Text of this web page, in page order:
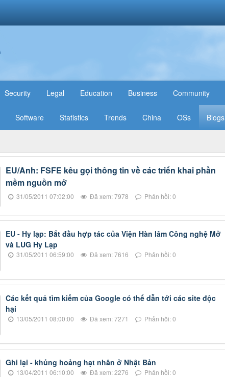
Security Legal Education Business Community
Software Statistics Trends China OSs Blogs
EU/Anh: FSFE kêu gọi thông tin về các triển khai phần
mềm nguồn mở
31/05/2011 07:02:00 Đã xem: 7978 Phản hồi: 0
EU - Hy lạp: Bắt đầu hợp tác của Viện Hàn lâm Công nghệ Mở
và LUG Hy Lạp
31/05/2011 06:59:00 Đã xem: 7616 Phản hồi: 0
Các kết quả tìm kiếm của Google có thể dẫn tới các site độc
hại
13/05/2011 08:00:00 Đã xem: 7271 Phản hồi: 0
Ghi lại - khủng hoảng hạt nhân ở Nhật Bản
13/04/2011 06:10:00 Đã xem: 2276 Phản hồi: 0